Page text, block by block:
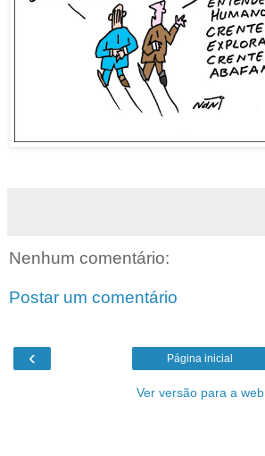
Nenhum comentário:
Postar um comentário
‹ Página inicial
Ver versão para a web